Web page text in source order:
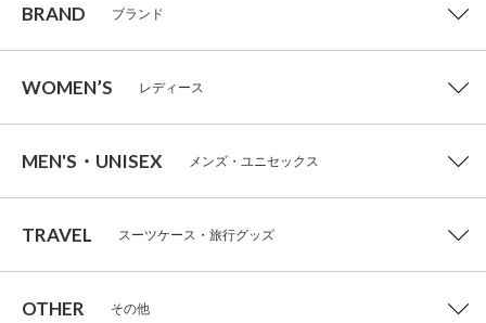
BRAND ブランド
WOMEN’S レディース
MEN'S・UNISEX メンズ・ユニセックス
TRAVEL スーツケース・旅行グッズ
OTHER その他